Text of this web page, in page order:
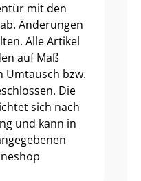
mit den
Änderungen
Alle Artikel
auf Maß
Umtausch bzw.
Die
sich nach
und kann in